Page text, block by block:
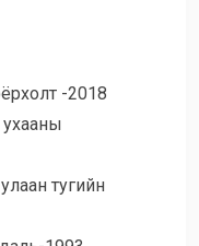
-2018
тугийн